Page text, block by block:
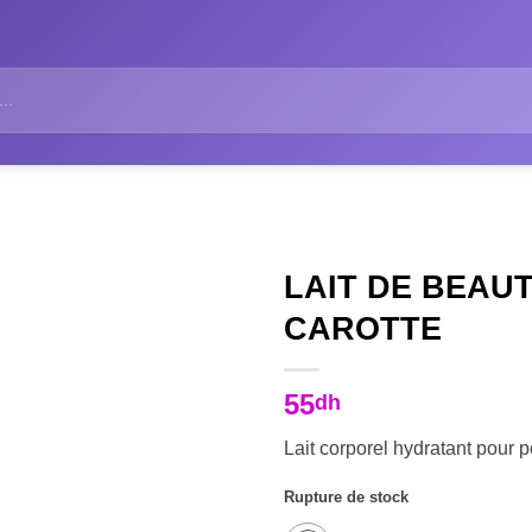
LAIT DE
CAROTTE
55dh
Lait corporel hydratant pour
Rupture de stock